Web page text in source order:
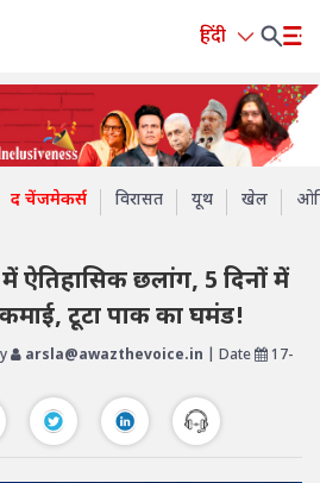
हिंदी
द चेंजमेकर्स विरासत यूथ खेल
ऐतिहासिक छलांग, 5 दिनों में
टूटा पाक का घमंड!
arsla@awazthevoice.in | Date
17-